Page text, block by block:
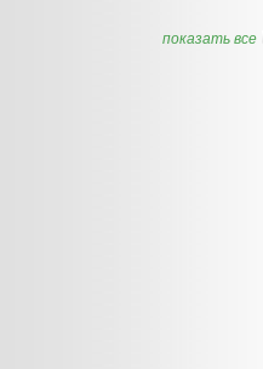
показать все